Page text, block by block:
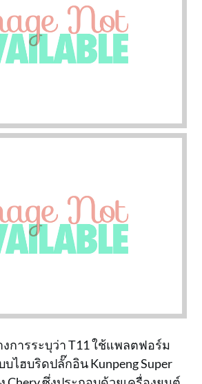
การระบุว่า T11 ใช้แพลตฟอร์ม
บไฮบริดปลั๊กอิน Kunpeng Super